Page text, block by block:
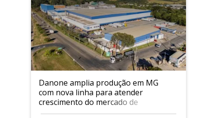
Danone amplia produção em MG
com nova linha para atender
crescimento do mercado de
alimentos proteicos